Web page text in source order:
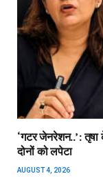
‘गटर जेनरेशन..’:
दोनों को लपेटा
AUGUST 4, 2026